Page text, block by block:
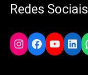
Redes Sociais
Instagram
Facebook